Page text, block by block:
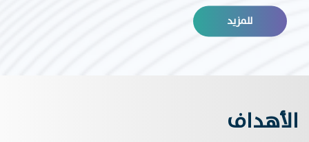
للمزيد
الأهداف